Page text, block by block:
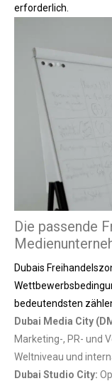
erforderlich.
Die passende
Dubais
bedeutendsten
Dubai Media City
Marketing-, PR- und
Weltniveau und
Dubai Studio City: